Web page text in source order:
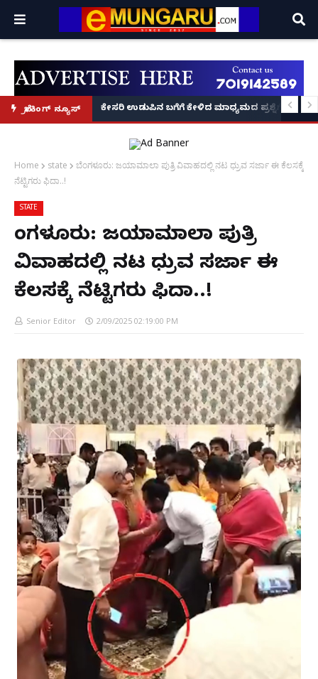
ಬ್ರೇಕಿಂಗ್ ನ್ಯೂಸ್
ಫೋಟೋ ವೈರಲ್!₹50 ಕೋಟಿ ಟರ್ನೋವರ್ ಗಳಿಸಿದ ಕನ್ನಡಿಗನ 'ಬ್ಯಾಂಬ್ರೂ' ಕಥೆ!
ಕೇಸರಿ ಉಡುಪಿನ ಬಗೆಗೆ ಕೇಳಿದ ಮಾಧ್ಯಮದ ಪ್ರಶ್ನೆಗೆ ಖಡಕ್
Home state
ಬೆಂಗಳೂರು: ಜಯಾಮಾಲಾ ಪುತ್ರಿ ವಿವಾಹದಲ್ಲಿ ನಟ ಧ್ರುವ ಸರ್ಜಾ ಈ ಕೆಲಸಕ್ಕೆ
ನೆಟ್ಟಿಗರು ಫಿದಾ..!
STATE
ಬೆಂಗಳೂರು: ಜಯಾಮಾಲಾ ಪುತ್ರಿ
ವಿವಾಹದಲ್ಲಿ ನಟ ಧ್ರುವ ಸರ್ಜಾ ಈ
ಕೆಲಸಕ್ಕೆ ನೆಟ್ಟಿಗರು ಫಿದಾ..!
Senior Editor 2/09/2025 02:19:00 PM